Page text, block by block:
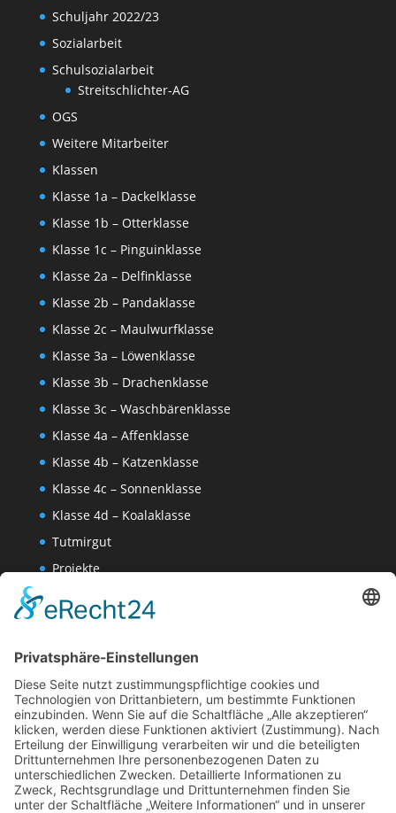
Schuljahr 2022/23
Sozialarbeit
Schulsozialarbeit
Streitschlichter-AG
OGS
Weitere Mitarbeiter
Klassen
Klasse 1a – Dackelklasse
Klasse 1b – Otterklasse
Klasse 1c – Pinguinklasse
Klasse 2a – Delfinklasse
Klasse 2b – Pandaklasse
Klasse 2c – Maulwurfklasse
Klasse 3a – Löwenklasse
Klasse 3b – Drachenklasse
Klasse 3c – Waschbärenklasse
Klasse 4a – Affenklasse
Klasse 4b – Katzenklasse
Klasse 4c – Sonnenklasse
Klasse 4d – Koalaklasse
Tutmirgut
Projekte
Wissenschaften-AG
Datenschutzerklärung
Website Administration